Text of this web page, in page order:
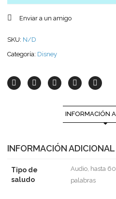
Enviar a un amigo
SKU: N/D
Categoría: Disney
INFORMACIÓN
INFORMACIÓN ADICIONAL
Tipo de
saludo
Audio, hasta
palabras